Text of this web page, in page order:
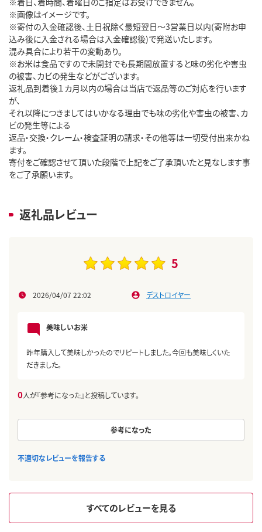
※画像はイメージです。
※寄付の入金確認後、土日祝除く最短翌日～3営業日以内(寄附お申
込み後に入金される場合は入金確認後)で発送いたします。
混み具合により若干の変動あり。
※お米は食品ですので未開封でも長期間放置すると味の劣化や害虫
の被害、カビの発生などがございます。
返礼品到着後１カ月以内の場合は当店で返品等のご対応を行います
が、
それ以降につきましてはいかなる理由でも味の劣化や害虫の被害、カ
ビの発生等による
返品・交換・クレーム・検査証明の請求・その他等は一切受付出来かね
ます。
寄付をご確認させて頂いた段階で上記をご了承頂いたと見なします事
をご了承願います。
返礼品レビュー
5
2026/04/07 22:02 デストロイヤー
美味しいお米
昨年購入して美味しかったのでリピートしました。今回も美味しくいた
だきました。
0人が『参考になった』と投稿しています。
参考になった
不適切なレビューを報告する
すべてのレビューを見る